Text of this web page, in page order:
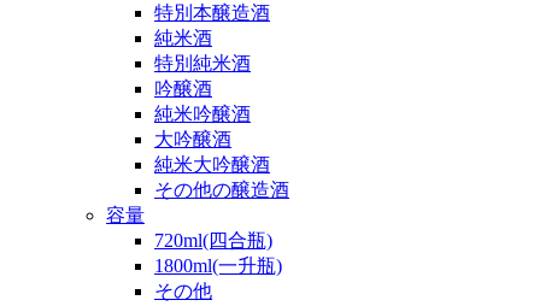
特別本醸造酒
純米酒
特別純米酒
吟醸酒
純米吟醸酒
大吟醸酒
純米大吟醸酒
その他の醸造酒
容量
720ml(四合瓶)
1800ml(一升瓶)
その他